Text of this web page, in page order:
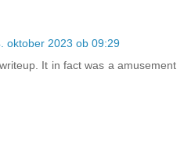
oktober 2023 ob 09:29
It in fact was a amusement